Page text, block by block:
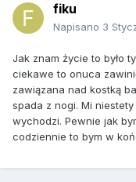
fiku
Napisano 3
Jak znam życie to było
ciekawe to onuca
zawiązana nad kostką
spada z nogi. Mi
wychodzi. Pewnie jak
codziennie to bym w